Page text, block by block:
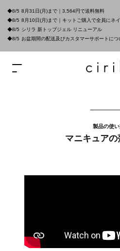
◆8/5 8月31日(月)まで｜3,564円で送料無料
◆8/5 8月10日(月)まで｜キットご購入で全員にネ
◆8/5 シリラ 新トップジェル リニューアル
◆8/5 お盆期間の配送及びカスタマーサポートにつ
製品の使
マニキュア